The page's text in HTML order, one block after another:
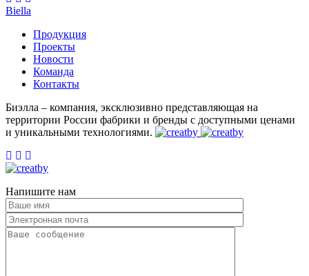
Biella
Продукция
Проекты
Новости
Команда
Контакты
Биэлла – компания, эксклюзивно представляющая на
территории России фабрики и бренды c доступными ценами
и уникальными технологиями.
Напишите нам